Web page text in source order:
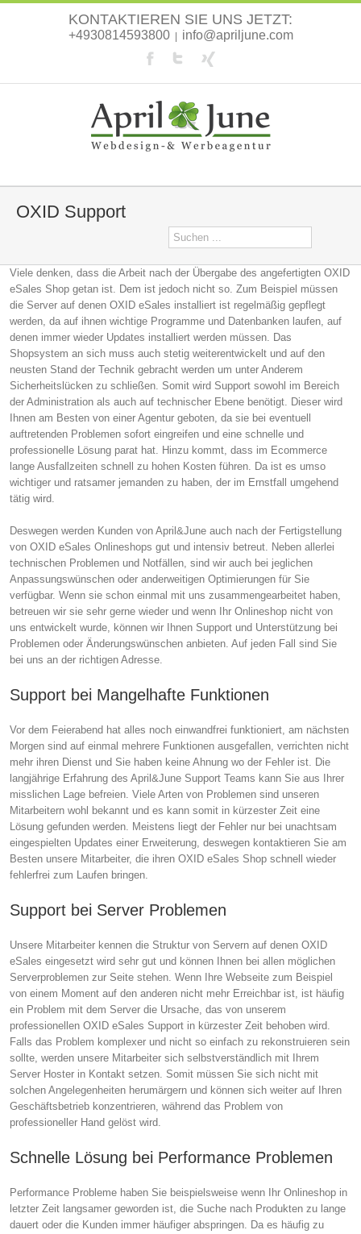
KONTAKTIEREN SIE UNS JETZT:
+4930814593800 info@apriljune.com
OXID Support
Viele denken, dass die Arbeit nach der Übergabe des angefertigten OXID
eSales Shop getan ist. Dem ist jedoch nicht so. Zum Beispiel müssen
die Server auf denen OXID eSales installiert ist regelmäßig gepflegt
werden, da auf ihnen wichtige Programme und Datenbanken laufen, auf
denen immer wieder Updates installiert werden müssen. Das
Shopsystem an sich muss auch stetig weiterentwickelt und auf den
neusten Stand der Technik gebracht werden um unter Anderem
Sicherheitslücken zu schließen. Somit wird Support sowohl im Bereich
der Administration als auch auf technischer Ebene benötigt. Dieser wird
Ihnen am Besten von einer Agentur geboten, da sie bei eventuell
auftretenden Problemen sofort eingreifen und eine schnelle und
professionelle Lösung parat hat. Hinzu kommt, dass im Ecommerce
lange Ausfallzeiten schnell zu hohen Kosten führen. Da ist es umso
wichtiger und ratsamer jemanden zu haben, der im Ernstfall umgehend
tätig wird.
Deswegen werden Kunden von April&June auch nach der Fertigstellung
von OXID eSales Onlineshops gut und intensiv betreut. Neben allerlei
technischen Problemen und Notfällen, sind wir auch bei jeglichen
Anpassungswünschen oder anderweitigen Optimierungen für Sie
verfügbar. Wenn sie schon einmal mit uns zusammengearbeitet haben,
betreuen wir sie sehr gerne wieder und wenn Ihr Onlineshop nicht von
uns entwickelt wurde, können wir Ihnen Support und Unterstützung bei
Problemen oder Änderungswünschen anbieten. Auf jeden Fall sind Sie
bei uns an der richtigen Adresse.
Support bei Mangelhafte Funktionen
Vor dem Feierabend hat alles noch einwandfrei funktioniert, am nächsten
Morgen sind auf einmal mehrere Funktionen ausgefallen, verrichten nicht
mehr ihren Dienst und Sie haben keine Ahnung wo der Fehler ist. Die
langjährige Erfahrung des April&June Support Teams kann Sie aus Ihrer
misslichen Lage befreien. Viele Arten von Problemen sind unseren
Mitarbeitern wohl bekannt und es kann somit in kürzester Zeit eine
Lösung gefunden werden. Meistens liegt der Fehler nur bei unachtsam
eingespielten Updates einer Erweiterung, deswegen kontaktieren Sie am
Besten unsere Mitarbeiter, die ihren OXID eSales Shop schnell wieder
fehlerfrei zum Laufen bringen.
Support bei Server Problemen
Unsere Mitarbeiter kennen die Struktur von Servern auf denen OXID
eSales eingesetzt wird sehr gut und können Ihnen bei allen möglichen
Serverproblemen zur Seite stehen. Wenn Ihre Webseite zum Beispiel
von einem Moment auf den anderen nicht mehr Erreichbar ist, ist häufig
ein Problem mit dem Server die Ursache, das von unserem
professionellen OXID eSales Support in kürzester Zeit behoben wird.
Falls das Problem komplexer und nicht so einfach zu rekonstruieren sein
sollte, werden unsere Mitarbeiter sich selbstverständlich mit Ihrem
Server Hoster in Kontakt setzen. Somit müssen Sie sich nicht mit
solchen Angelegenheiten herumärgern und können sich weiter auf Ihren
Geschäftsbetrieb konzentrieren, während das Problem von
professioneller Hand gelöst wird.
Schnelle Lösung bei Performance Problemen
Performance Probleme haben Sie beispielsweise wenn Ihr Onlineshop in
letzter Zeit langsamer geworden ist, die Suche nach Produkten zu lange
dauert oder die Kunden immer häufiger abspringen. Da es häufig zu